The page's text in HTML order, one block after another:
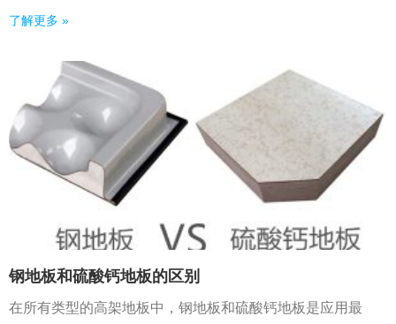
了解更多 »
钢地板和硫酸钙地板的区别
在所有类型的高架地板中，钢地板和硫酸钙地板是应用最